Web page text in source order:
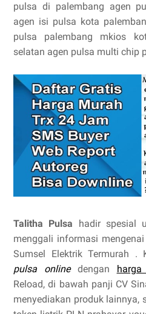
pulsa di palembang agen
agen isi pulsa kota
pulsa palembang mkios
selatan agen pulsa multi chip
Talitha Pulsa hadir spesial
menggali informasi
Sumsel Elektrik Termurah .
pulsa onlinedengan
Reload, di bawah panji CV
menyediakan produk lainnya,